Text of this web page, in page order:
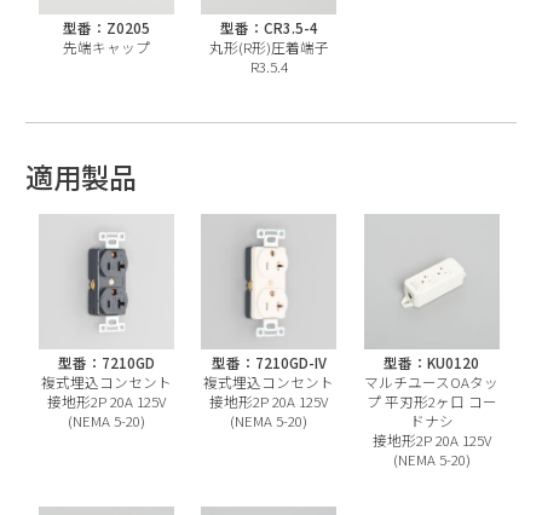
型番：Z0205
先端キャップ
型番：CR3.5-4
丸形(R形)圧着端子
R3.5.4
適用製品
型番：7210GD
複式埋込コンセント
接地形2P 20A 125V
(NEMA 5-20)
型番：7210GD-IV
複式埋込コンセント
接地形2P 20A 125V
(NEMA 5-20)
型番：KU0120
マルチユースOAタッ
プ 平刃形2ヶ口 コー
ドナシ
接地形2P 20A 125V
(NEMA 5-20)